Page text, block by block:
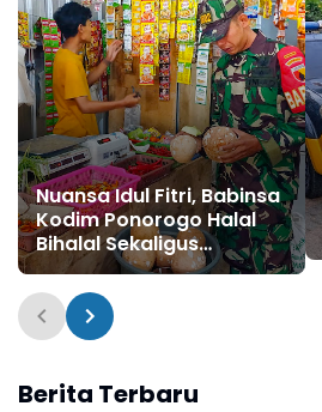
Nuansa Idul Fitri, Babinsa
Kodim Ponorogo Halal
Bihalal Sekaligus
Monitoring Stabilitas
Harga Sembako
Berita Terbaru